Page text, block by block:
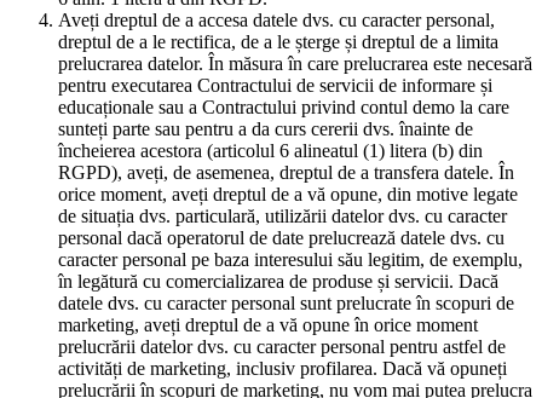
Aveți dreptul de a accesa datele dvs. cu caracter personal,
dreptul de a le rectifica, de a le șterge și dreptul de a limita
prelucrarea datelor. În măsura în care prelucrarea este necesară
pentru executarea Contractului de servicii de informare și
educaționale sau a Contractului privind contul demo la care
sunteți parte sau pentru a da curs cererii dvs. înainte de
încheierea acestora (articolul 6 alineatul (1) litera (b) din
RGPD), aveți, de asemenea, dreptul de a transfera datele. În
orice moment, aveți dreptul de a vă opune, din motive legate
de situația dvs. particulară, utilizării datelor dvs. cu caracter
personal dacă operatorul de date prelucrează datele dvs. cu
caracter personal pe baza interesului său legitim, de exemplu,
în legătură cu comercializarea de produse și servicii. Dacă
datele dvs. cu caracter personal sunt prelucrate în scopuri de
marketing, aveți dreptul de a vă opune în orice moment
prelucrării datelor dvs. cu caracter personal pentru astfel de
activități de marketing, inclusiv profilarea. Dacă vă opuneți
prelucrării în scopuri de marketing, nu vom mai putea prelucra